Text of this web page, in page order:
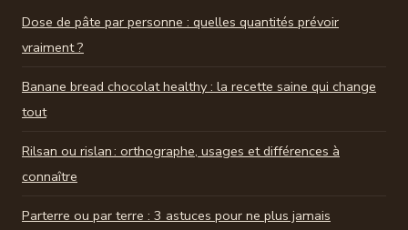
Dose de pâte par personne : quelles quantités prévoir
vraiment ?
Banane bread chocolat healthy : la recette saine qui change
tout
Rilsan ou rislan : orthographe, usages et différences à
connaître
Parterre ou par terre : 3 astuces pour ne plus jamais